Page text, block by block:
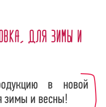
для зимы и
в новой
зимы и весны!